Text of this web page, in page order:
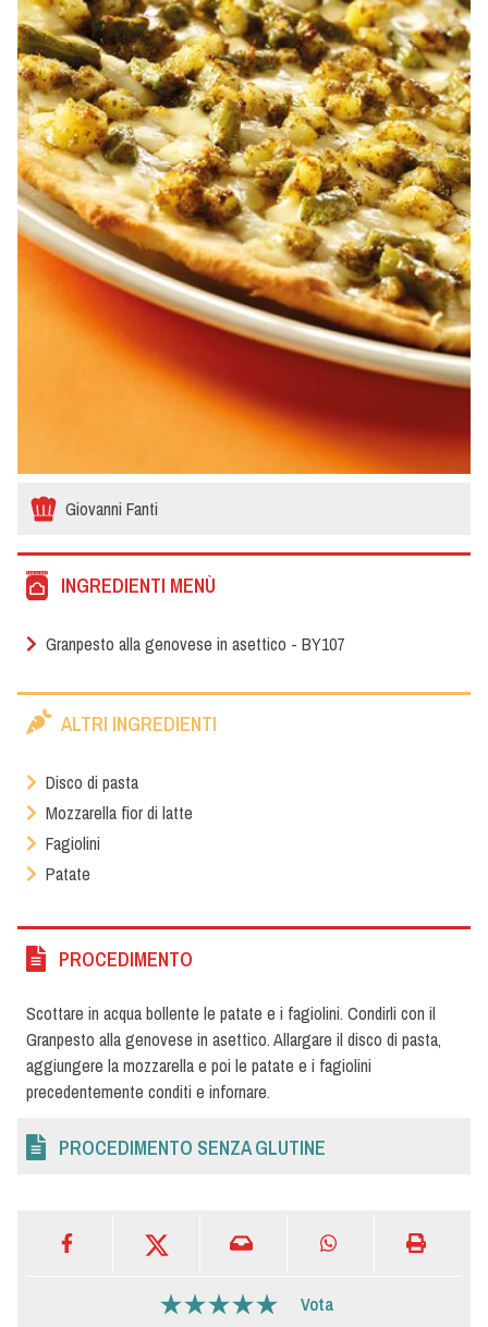
Giovanni Fanti
INGREDIENTI MENÙ
Granpesto alla genovese in asettico - BY107
ALTRI INGREDIENTI
Disco di pasta
Mozzarella fior di latte
Fagiolini
Patate
PROCEDIMENTO
Scottare in acqua bollente le patate e i fagiolini. Condirli con il
Granpesto alla genovese in asettico. Allargare il disco di pasta,
aggiungere la mozzarella e poi le patate e i fagiolini
precedentemente conditi e infornare.
PROCEDIMENTO SENZA GLUTINE
Vota